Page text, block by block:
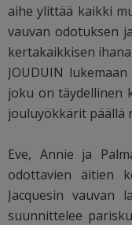
aihe ylittää kaikki
vauvan odotuksen
kertakaikkisen
JOUDUIN
joku on täydellinen
jouluyökkärit päällä
Eve, Annie ja
odottavien äitien
Jacquesin vauvan
suunnittelee